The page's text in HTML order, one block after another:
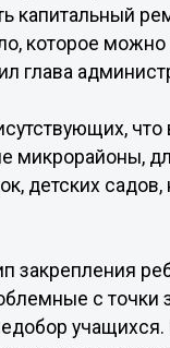
капитальный
которое
глава
что
детских
закрепления
с точки